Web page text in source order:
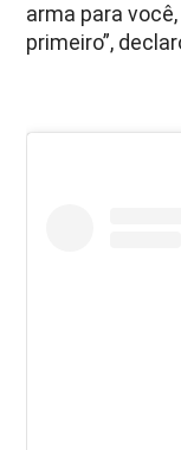
arma para
primeiro”,